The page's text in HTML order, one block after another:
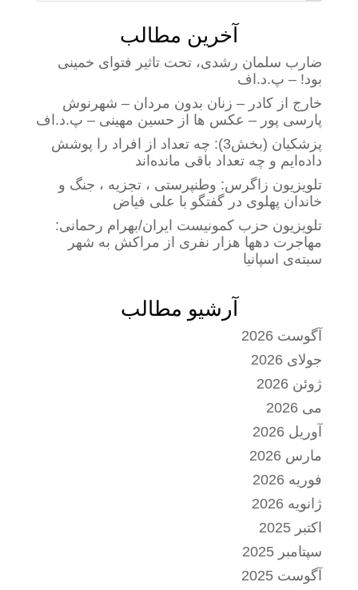
آخرین مطالب
ضارب سلمان رشدی، تحت تاثیر فتوای خمینی
بود! – پ.د.اف
خارج از کادر – زنان بدون مردان – شهرنوش
پارسی پور – عکس ها از حسین مهینی – پ.د.اف
پزشکیان (بخش3): چه تعداد از افراد را پوشش
داده‌ایم و چه تعداد باقی مانده‌اند
تلویزیون زاگرس: وطنپرستی ، تجزیه ، جنگ و
خاندان پهلوی در گفتگو با علی فیاض
تلویزیون حزب کمونیست ایران/بهرام رحمانی:
مهاجرت دهها هزار نفری از مراکش به شهر
سبته‌ی اسپانیا
آرشیو مطالب
آگوست 2026
جولای 2026
ژوئن 2026
می 2026
آوریل 2026
مارس 2026
فوریه 2026
ژانویه 2026
اکتبر 2025
سپتامبر 2025
آگوست 2025